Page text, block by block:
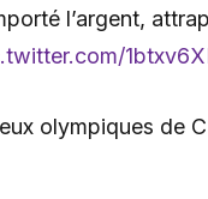
l’argent,
olympiques de